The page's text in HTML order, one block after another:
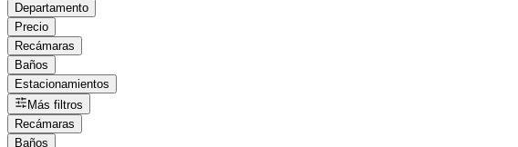
Departamento
Precio
Recámaras
Baños
Estacionamientos
Más filtros
Recámaras
Baños